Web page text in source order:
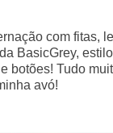
com fitas,
BasicGrey,
botões! Tudo
avó!